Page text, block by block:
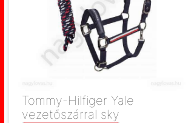
Tommy-Hilfiger Yale
vezetőszárral sky